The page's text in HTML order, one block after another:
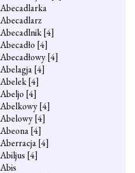
Abecadlarka
Abecadlarz
Abecadlnik[4]
Abecadło [4]
Abecadłowy[4]
Abelagja[4]
Abelek[4]
Abeljo [4]
Abelkowy[4]
Abelowy[4]
Abeona[4]
Aberracja[4]
Abiljus [4]
Abis